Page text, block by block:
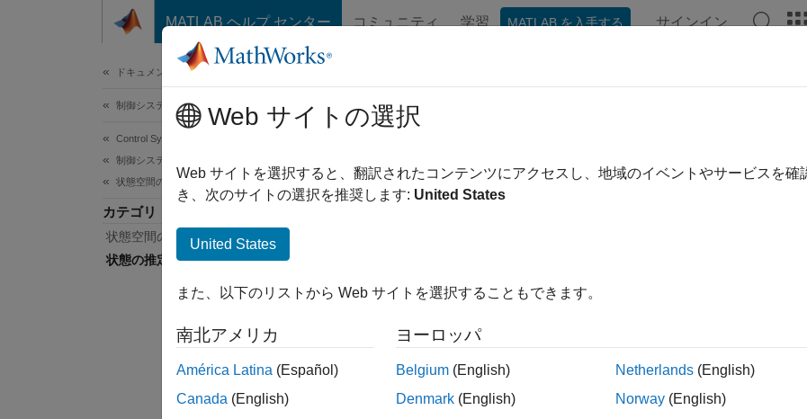
コンテンツへスキップ
MATLAB ヘルプ センター コミュニティ 学習 MATLAB を入手する サインイン
ドキュメンテーションのホーム
制御システム
Control System Toolbox
制御システムの設計と調整
状態空間の制御設計と推定
カテゴリ
状態空間の制御設計
状態の推定
状態の推定
カルマン フィルターを設計してシステムの動作中に状態を推定し、
状態推定の手法により、プロセス ノイズと測定ノイズがあるシステ
Toolbox™ ツールを使用すると、線形の定常状態カルマン フィルタ
張カルマン フィルター、アンセンテッド カルマン フィルターまた
オンラインの状態推定アルゴリズムは、新しいデータが利用可能に
ムの状態を推定するには、リアルタイムのデータと線形および非線
ます。Simulink® ブロックを使用してオンラインの状態推定を実行し
C/C++ コードを生成して、組み込みターゲットにこのコードを展開
Web サイトの選択
Web サイトを選択すると、翻訳されたコンテンツにアクセスし、地域のイベントやサービスを
き、次のサイトの選択を推奨します: United States
United States
また、以下のリストから Web サイトを選択することもできます。
南北アメリカ
América Latina (Español)
Canada (English)
ヨーロッパ
Belgium (English)
Denmark (English)
Netherlands (English)
Norway (English)